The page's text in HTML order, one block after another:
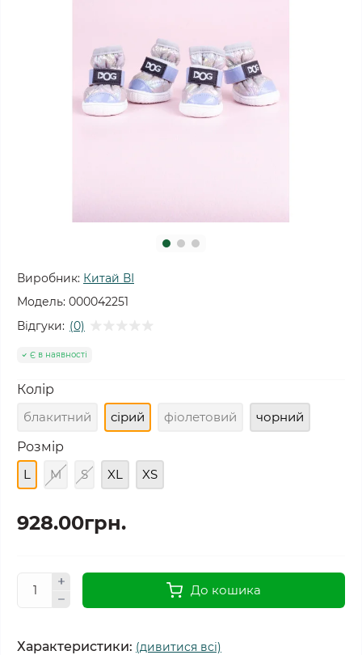
Виробник: Китай ВІ
Модель: 000042251
Відгуки: (0)
Є в наявності
Колір
блакитний
сірий фіолетовий
чорний
Розмір
L
M S XL XS
928.00грн.
До кошика
Характеристики: (дивитися всі)